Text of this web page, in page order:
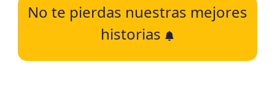
No te pierdas nuestras mejores
historias